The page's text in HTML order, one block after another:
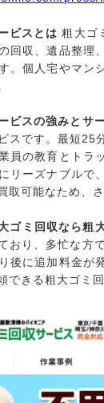
ビスとは 粗大ゴ
回収、遺品整理
。個人宅やマン
ビスの強みとサ
スです。最短25
員の教育とトラ
リーズナブルで
取可能なため、
ゴミ回収なら粗
おり、多忙な方
後に追加料金が
できる粗大ゴミ